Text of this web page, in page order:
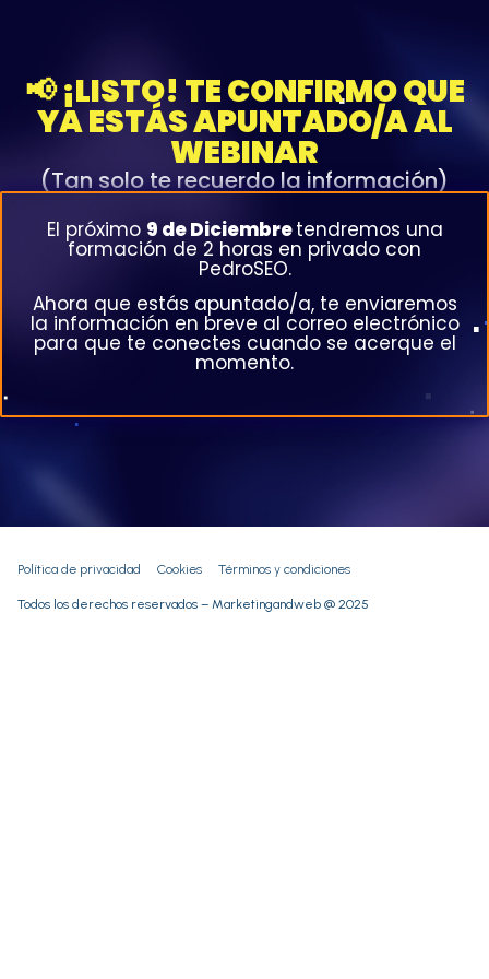
📢 ¡LISTO! TE CONFIRMO QUE
YA ESTÁS APUNTADO/A AL
WEBINAR
(Tan solo te recuerdo la información)
El próximo 9 de Diciembretendremos una
formación de 2 horas en privado con
PedroSEO.
Ahora que estás apuntado/a, te enviaremos
la información en breve al correo electrónico
para que te conectes cuando se acerque el
momento.
Política de privacidad Cookies Términos y condiciones
Todos los derechos reservados – Marketingandweb @ 2025